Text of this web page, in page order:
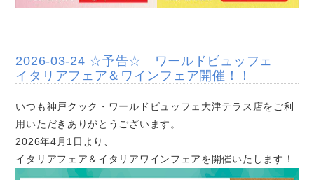
2026-03-24 ☆予告☆ ワールドビュッフェ
イタリアフェア＆ワインフェア開催！！
いつも神戸クック・ワールドビュッフェ大津テラス店をご利
用いただきありがとうございます。
2026年4月1日より、
イタリアフェア＆イタリアワインフェアを開催いたします！